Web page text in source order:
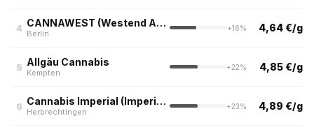
4 CANNAWEST (Westend Apotheke, Berlin)
Berlin
+16% 4,64 €/g
5 Allgäu Cannabis
Kempten
+22% 4,85 €/g
6 Cannabis Imperial (Imperial Apotheke, Herbrechtingen)
Herbrechtingen
+23% 4,89 €/g